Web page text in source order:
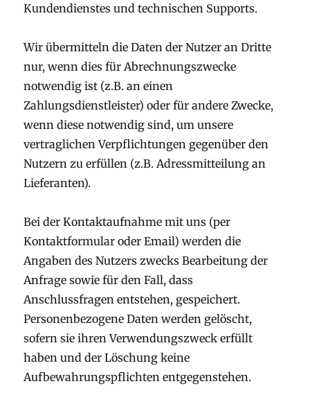
Kundendienstes und technischen Supports.
Wir übermitteln die Daten der Nutzer an Dritte
nur, wenn dies für Abrechnungszwecke
notwendig ist (z.B. an einen
Zahlungsdienstleister) oder für andere Zwecke,
wenn diese notwendig sind, um unsere
vertraglichen Verpflichtungen gegenüber den
Nutzern zu erfüllen (z.B. Adressmitteilung an
Lieferanten).
Bei der Kontaktaufnahme mit uns (per
Kontaktformular oder Email) werden die
Angaben des Nutzers zwecks Bearbeitung der
Anfrage sowie für den Fall, dass
Anschlussfragen entstehen, gespeichert.
Personenbezogene Daten werden gelöscht,
sofern sie ihren Verwendungszweck erfüllt
haben und der Löschung keine
Aufbewahrungspflichten entgegenstehen.